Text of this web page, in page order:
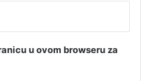
u ovom browseru za